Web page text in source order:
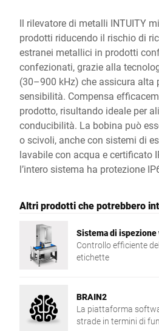
Il rilevatore di metalli INTUITY
prodotti riducendo il rischio di
estranei metallici in prodotti
confezionati, grazie alla
(30–900 kHz) che assicura alta
sensibilità. Compensa
prodotto, risultando ideale per
conducibilità. La bobina può
o scivoli, anche con sistemi di
lavabile con acqua e certificato
l’intero sistema ha protezione
Altri prodotti che potrebbero
Sistema di
Controllo efficiente
etichette
BRAIN2
La piattaforma
strade in termini di